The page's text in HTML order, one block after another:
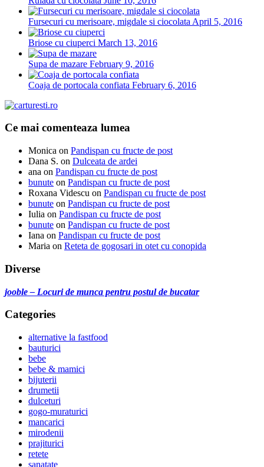
Fursecuri cu merisoare, migdale si ciocolata April 5, 2016
Briose cu ciuperci March 13, 2016
Supa de mazare February 9, 2016
Coaja de portocala confiata February 6, 2016
Ce mai comenteaza lumea
Monica on Pandispan cu fructe de post
Dana S. on Dulceata de ardei
ana on Pandispan cu fructe de post
bunute on Pandispan cu fructe de post
Roxana Videscu on Pandispan cu fructe de post
bunute on Pandispan cu fructe de post
Iulia on Pandispan cu fructe de post
bunute on Pandispan cu fructe de post
Iana on Pandispan cu fructe de post
Maria on Reteta de gogosari in otet cu conopida
Diverse
jooble – Locuri de munca pentru postul de bucatar
Categories
alternative la fastfood
bauturici
bebe
bebe & mamici
bijuterii
drumetii
dulceturi
gogo-muraturici
mancarici
mirodenii
prajiturici
retete
sanatate